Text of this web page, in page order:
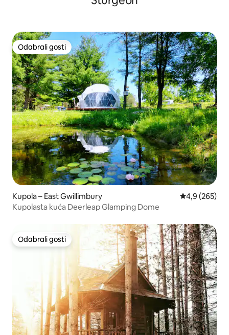
Odabrali gosti
Odabrali gosti
Kupola – East Gwillimbury Prosječna
4,9 (265)
Kupolasta kuća Deerleap Glamping Dome
Odabrali gosti
Odabrali gosti